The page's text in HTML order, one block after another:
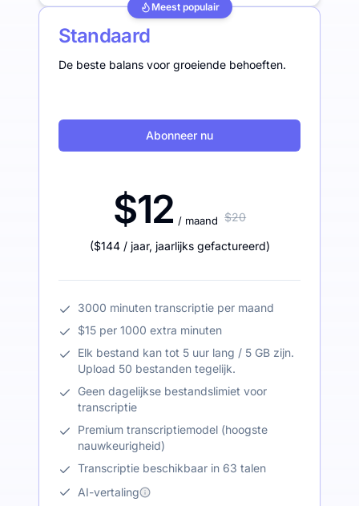
Meest populair
Standaard
De beste balans voor groeiende behoeften.
Abonneer nu
$12 / maand $20
($144 / jaar, jaarlijks gefactureerd)
3000 minuten transcriptie per maand
$15 per 1000 extra minuten
Elk bestand kan tot 5 uur lang / 5 GB zijn.
Upload 50 bestanden tegelijk.
Geen dagelijkse bestandslimiet voor
transcriptie
Premium transcriptiemodel (hoogste
nauwkeurigheid)
Transcriptie beschikbaar in 63 talen
AI-vertaling